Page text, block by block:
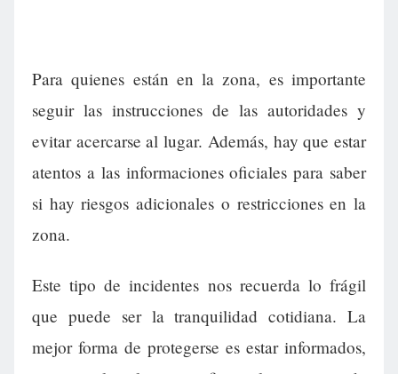
Para quienes están en la zona, es importante
seguir las instrucciones de las autoridades y
evitar acercarse al lugar. Además, hay que estar
atentos a las informaciones oficiales para saber
si hay riesgos adicionales o restricciones en la
zona.
Este tipo de incidentes nos recuerda lo frágil
que puede ser la tranquilidad cotidiana. La
mejor forma de protegerse es estar informados,